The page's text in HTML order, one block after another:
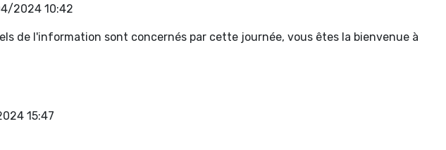
2024 10:42
de l'information sont concernés par cette journée, vous êtes la bienvenue à
15:47